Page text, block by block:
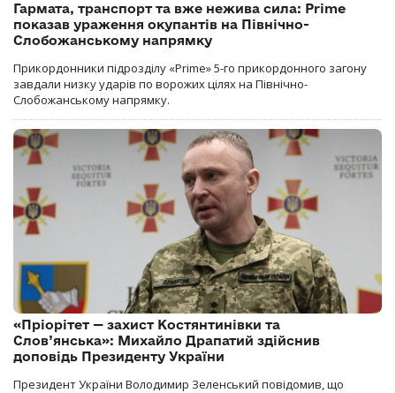
Гармата, транспорт та вже нежива сила: Prime
показав ураження окупантів на Північно-
Слобожанському напрямку
Прикордонники підрозділу «Prime» 5-го прикордонного загону
завдали низку ударів по ворожих цілях на Північно-
Слобожанському напрямку.
«Пріорітет — захист Костянтинівки та
Слов’янська»: Михайло Драпатий здійснив
доповідь Президенту України
Президент України Володимир Зеленський повідомив, що